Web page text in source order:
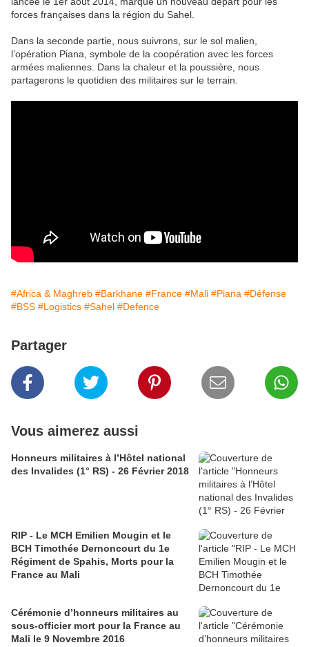
forces françaises dans la région du Sahel.
Dans la seconde partie, nous suivrons, sur le sol malien,
l’opération Piana, symbole de la coopération avec les forces
armées maliennes. Dans la chaleur et la poussière, nous
partagerons le quotidien des militaires sur le terrain.
#Africa & Maghreb #Barkhane #France #Mali #Piana #Défense
#BSS #Logistics #Sahel #Defence
Partager
Vous aimerez aussi
Honneurs militaires à l’Hôtel national
des Invalides (1° RS) - 26 Février 2018
RIP - Le MCH Emilien Mougin et le
BCH Timothée Dernoncourt du 1e
Régiment de Spahis, Morts pour la
France au Mali
Cérémonie d’honneurs militaires au
sous-officier mort pour la France au
Mali le 9 Novembre 2016